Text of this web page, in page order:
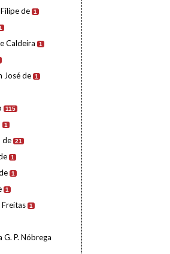
de 1
Caldeira 1
José de 1
115
1
de 21
1
1
1
1
P. Nóbrega